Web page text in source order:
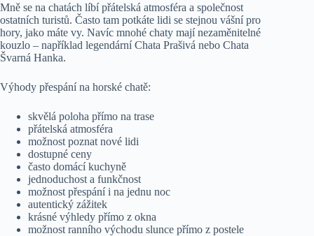
Mně se na chatách líbí přátelská atmosféra a společnost
ostatních turistů. Často tam potkáte lidi se stejnou vášní pro
hory, jako máte vy. Navíc mnohé chaty mají nezaměnitelné
kouzlo – například legendární Chata Prašivá nebo Chata
Švarná Hanka.
Výhody přespání na horské chatě:
skvělá poloha přímo na trase
přátelská atmosféra
možnost poznat nové lidi
dostupné ceny
často domácí kuchyně
jednoduchost a funkčnost
možnost přespání i na jednu noc
autentický zážitek
krásné výhledy přímo z okna
možnost ranního východu slunce přímo z postele